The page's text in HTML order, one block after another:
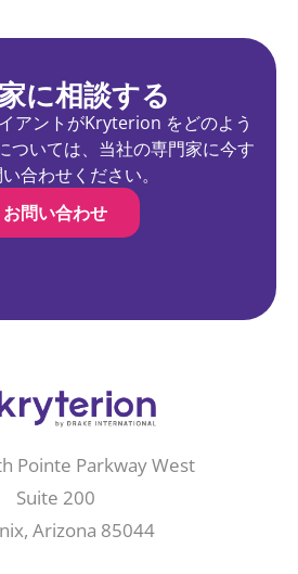
に相談する
アントがKryterion をどのよう
ついては、当社の専門家に今す
合わせください。
お問い合わせ
Pointe Parkway West
Suite 200
Arizona 85044